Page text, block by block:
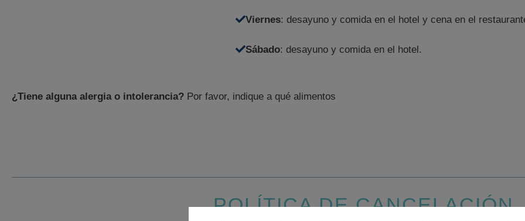
Viernes: desayuno y comida en el hotel y cena en el
Sábado: desayuno y comida en el hotel.
¿Tiene alguna alergia o intolerancia? Por favor, indique a qué alimentos
POLÍTICA DE CANCELACIÓN